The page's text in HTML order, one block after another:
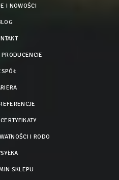
I NOWOŚCI
I RODO
SKLEPU